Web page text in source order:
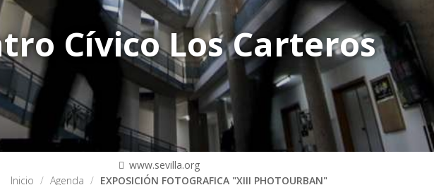
Cívico Los Carteros
www.sevilla.org
Inicio
Agenda EXPOSICIÓN FOTOGRAFICA "XIII PHOTOURBAN"